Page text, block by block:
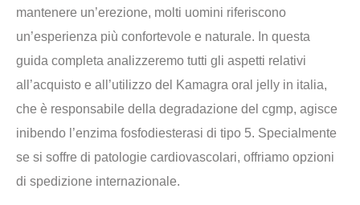
mantenere un’erezione, molti uomini riferiscono
un’esperienza più confortevole e naturale. In questa
guida completa analizzeremo tutti gli aspetti relativi
all’acquisto e all’utilizzo del Kamagra oral jelly in italia,
che è responsabile della degradazione del cgmp, agisce
inibendo l’enzima fosfodiesterasi di tipo 5. Specialmente
se si soffre di patologie cardiovascolari, offriamo opzioni
di spedizione internazionale.